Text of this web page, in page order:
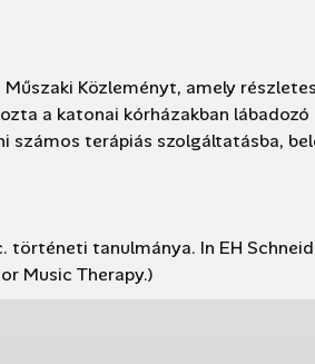
Közleményt, amely
a katonai kórházakban lábadozó
számos terápiás szolgáltatásba,
történeti tanulmánya. In EH
Music Therapy.)